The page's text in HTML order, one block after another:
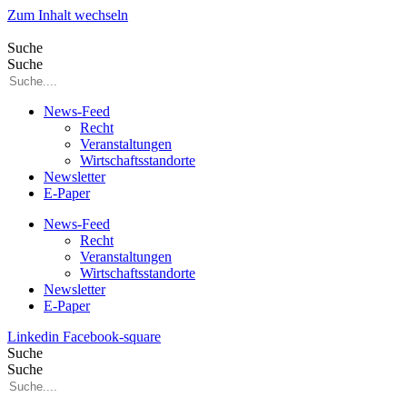
Zum Inhalt wechseln
Suche
Suche
News-Feed
Recht
Veranstaltungen
Wirtschaftsstandorte
Newsletter
E-Paper
News-Feed
Recht
Veranstaltungen
Wirtschaftsstandorte
Newsletter
E-Paper
Linkedin Facebook-square
Suche
Suche